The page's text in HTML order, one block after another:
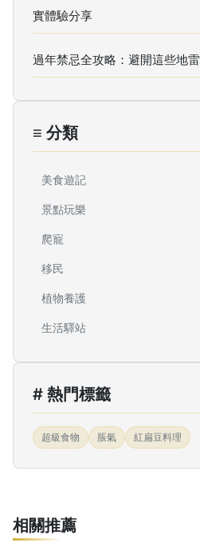
實體驗分享
過年禁忌全攻略：避開這些地
≡ 分類
美食遊記
景點玩樂
爬寵
移民
植物養護
生活驛站
# 熱門標籤
超級食物 脹氣 紅扁豆料理
相關推薦